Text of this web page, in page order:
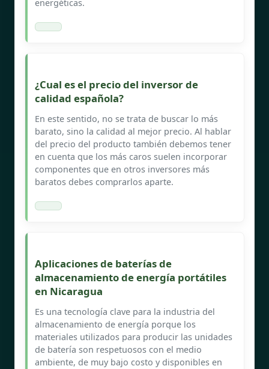
energéticas.
¿Cual es el precio del inversor de
calidad española?
En este sentido, no se trata de buscar lo más
barato, sino la calidad al mejor precio. Al hablar
del precio del producto también debemos tener
en cuenta que los más caros suelen incorporar
componentes que en otros inversores más
baratos debes comprarlos aparte.
Aplicaciones de baterías de
almacenamiento de energía portátiles
en Nicaragua
Es una tecnología clave para la industria del
almacenamiento de energía porque los
materiales utilizados para producir las unidades
de batería son respetuosos con el medio
ambiente, de muy bajo costo y disponibles en